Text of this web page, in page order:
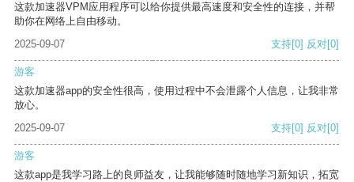
这款加速器VPM应用程序可以给你提供最高速度和安全性的连接，并帮
助你在网络上自由移动。
2025-09-07
支持[0] 反对[0]
游客
这款加速器app的安全性很高，使用过程中不会泄露个人信息，让我非常
放心。
2025-09-07
支持[0] 反对[0]
游客
这款app是我学习路上的良师益友，让我能够随时随地学习新知识，拓宽